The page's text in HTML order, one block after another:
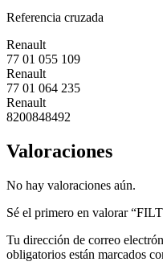
Referencia cruzada
Renault
77 01 055 109
Renault
77 01 064 235
Renault
8200848492
Valoraciones
No hay valoraciones aún.
Sé el primero en valorar
Tu dirección de correo
obligatorios están marcados